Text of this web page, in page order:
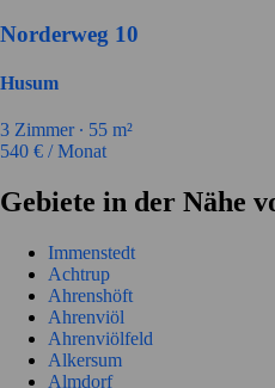
Norderweg 10
Husum
3 Zimmer ∙ 55 m²
540 € / Monat
Gebiete in der Nähe
Immenstedt
Achtrup
Ahrenshöft
Ahrenviöl
Ahrenviölfeld
Alkersum
Almdorf